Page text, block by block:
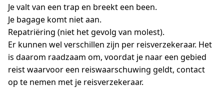
Je valt van een trap en breekt een been.
Je bagage komt niet aan.
Repatriëring (niet het gevolg van molest).
Er kunnen wel verschillen zijn per reisverzekeraar. Het
is daarom raadzaam om, voordat je naar een gebied
reist waarvoor een reiswaarschuwing geldt, contact
op te nemen met je reisverzekeraar.